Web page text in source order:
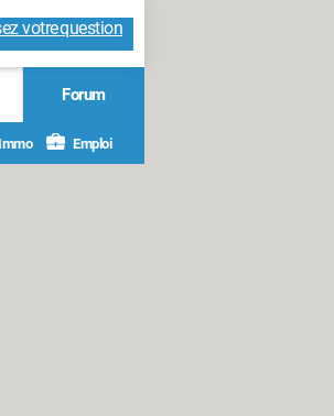
votrequestion
Forum
Immo Emploi